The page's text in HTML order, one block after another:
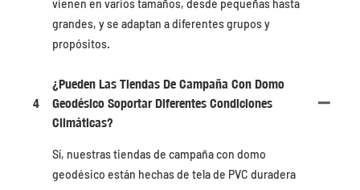
vienen en varios tamaños, desde pequeñas hasta
grandes, y se adaptan a diferentes grupos y
propósitos.
4
¿Pueden Las Tiendas De Campaña Con Domo
Geodésico Soportar Diferentes Condiciones
Climáticas?
Sí, nuestras tiendas de campaña con domo
geodésico están hechas de tela de PVC duradera